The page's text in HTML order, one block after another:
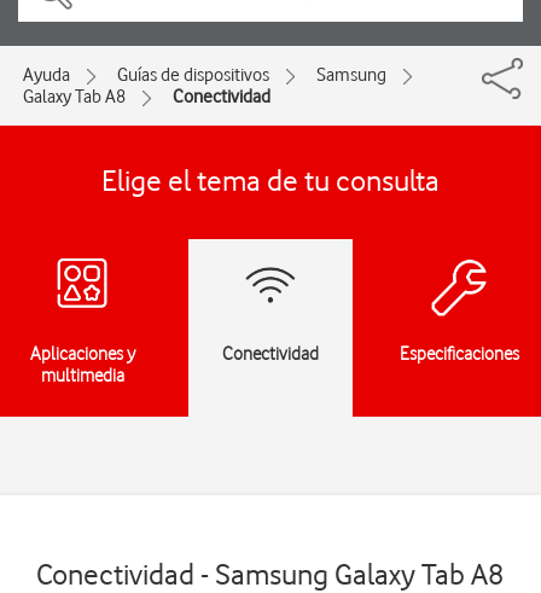
Ayuda Guías de dispositivos
Samsung
Galaxy Tab A8
Conectividad
Elige el tema de tu consulta
Aplicaciones y
multimedia
Conectividad Especificaciones
Conectividad - Samsung Galaxy Tab A8